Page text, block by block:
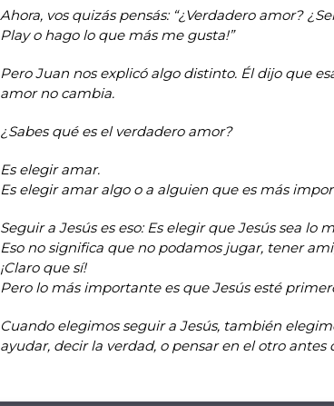
Ahora, vos quizás pensás: “¿Verdadero amor?
Play o hago lo que más me gusta!”
Pero Juan nos explicó algo distinto. Él dijo que
amor no cambia.
¿Sabes qué es el verdadero amor?
Es elegir amar.
Es elegir amar algo o a alguien que es más
Seguir a Jesús es eso: Es elegir que Jesús sea lo
Eso no significa que no podamos jugar, tener
¡Claro que sí!
Pero lo más importante es que Jesús esté
Cuando elegimos seguir a Jesús, también
ayudar, decir la verdad, o pensar en el otro antes